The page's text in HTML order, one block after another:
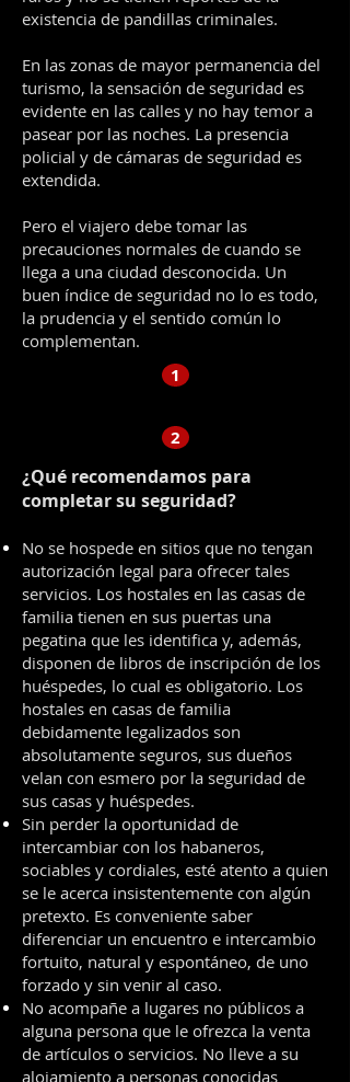
2
1
existencia de pandillas criminales.
En las zonas de mayor permanencia del
turismo, la sensación de seguridad es
evidente en las calles y no hay temor a
pasear por las noches. La presencia
policial y de cámaras de seguridad es
extendida.
Pero el viajero debe tomar las
precauciones normales de cuando se
llega a una ciudad desconocida. Un
buen índice de seguridad no lo es todo,
la prudencia y el sentido común lo
complementan.
¿Qué recomendamos para
completar su seguridad?
No se hospede en sitios que no tengan
autorización legal para ofrecer tales
servicios. Los hostales en las casas de
familia tienen en sus puertas una
pegatina que les identifica y, además,
disponen de libros de inscripción de los
huéspedes, lo cual es obligatorio. Los
hostales en casas de familia
debidamente legalizados son
absolutamente seguros, sus dueños
velan con esmero por la seguridad de
sus casas y huéspedes.
Sin perder la oportunidad de
intercambiar con los habaneros,
sociables y cordiales, esté atento a quien
se le acerca insistentemente con algún
pretexto. Es conveniente saber
diferenciar un encuentro e intercambio
fortuito, natural y espontáneo, de uno
forzado y sin venir al caso.
No acompañe a lugares no públicos a
alguna persona que le ofrezca la venta
de artículos o servicios. No lleve a su
alojamiento a personas conocidas